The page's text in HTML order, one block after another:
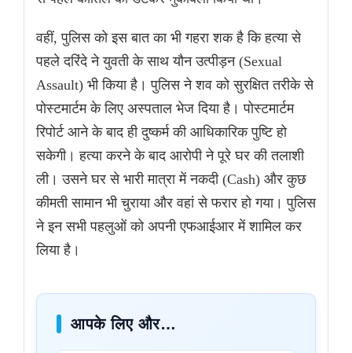
वहीं, पुलिस को इस बात का भी गहरा शक है कि हत्या से
पहले दरिंदे ने युवती के साथ यौन उत्पीड़न (Sexual
Assault) भी किया है। पुलिस ने शव को सुरक्षित तरीके से
पोस्टमार्टम के लिए अस्पताल भेज दिया है। पोस्टमार्टम
रिपोर्ट आने के बाद ही दुष्कर्म की आधिकारिक पुष्टि हो
सकेगी। हत्या करने के बाद आरोपी ने पूरे घर की तलाशी
ली। उसने घर से भारी मात्रा में नकदी (Cash) और कुछ
कीमती सामान भी चुराया और वहां से फरार हो गया। पुलिस
ने इन सभी पहलुओं को अपनी एफआईआर में शामिल कर
लिया है।
आपके लिए और…